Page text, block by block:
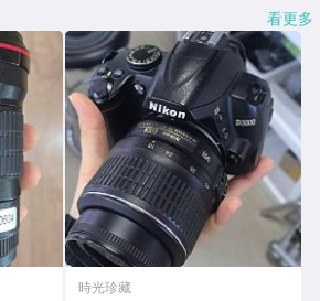
看更多
時光珍藏